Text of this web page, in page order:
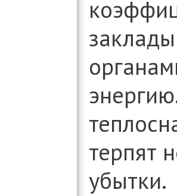
терпят
убытки.